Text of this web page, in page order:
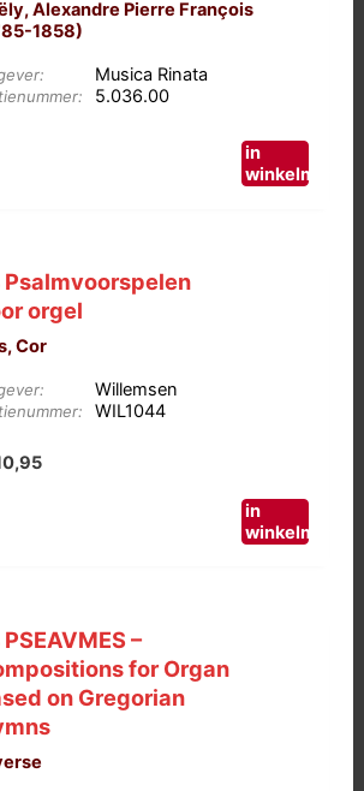
Alexandre Pierre François
1858)
Musica Rinata
5.036.00
in
winkelmand
Psalmvoorspelen
orgel
Cor
Willemsen
WIL1044
in
winkelmand
PSEAVMES –
for Organ
on Gregorian